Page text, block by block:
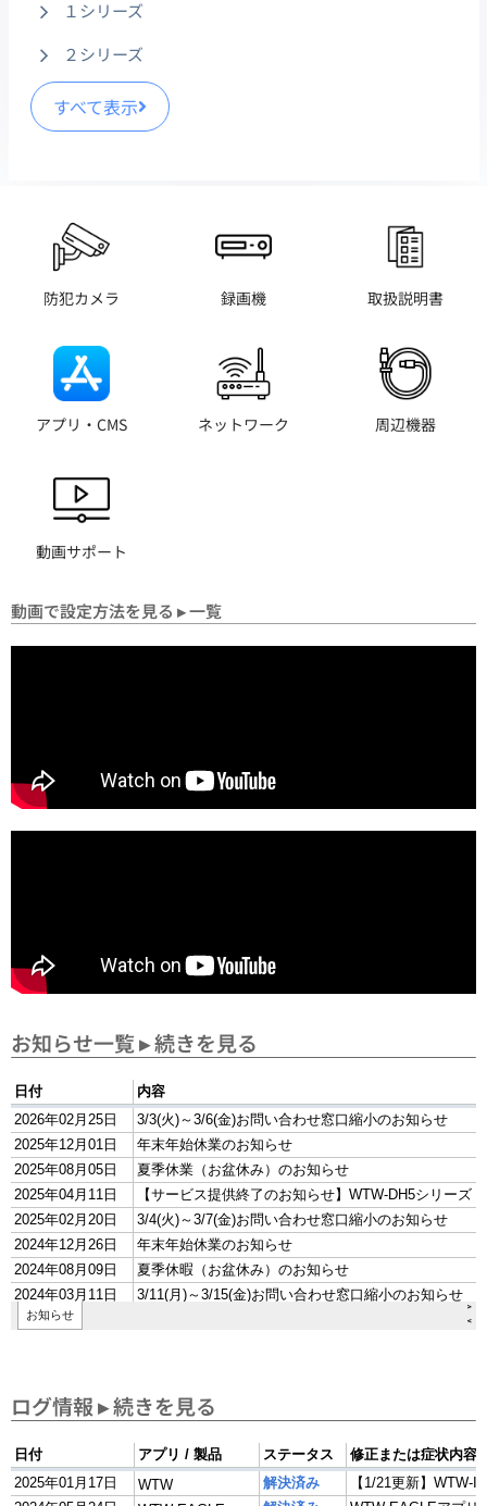
１シリーズ
２シリーズ
すべて表示
防犯カメラ 録画機 取扱説明書
アプリ・CMS ネットワーク 周辺機器
動画サポート
動画で設定方法を見る ▸ 一覧
お知らせ一覧▸ 続きを見る
ログ情報▸ 続きを見る